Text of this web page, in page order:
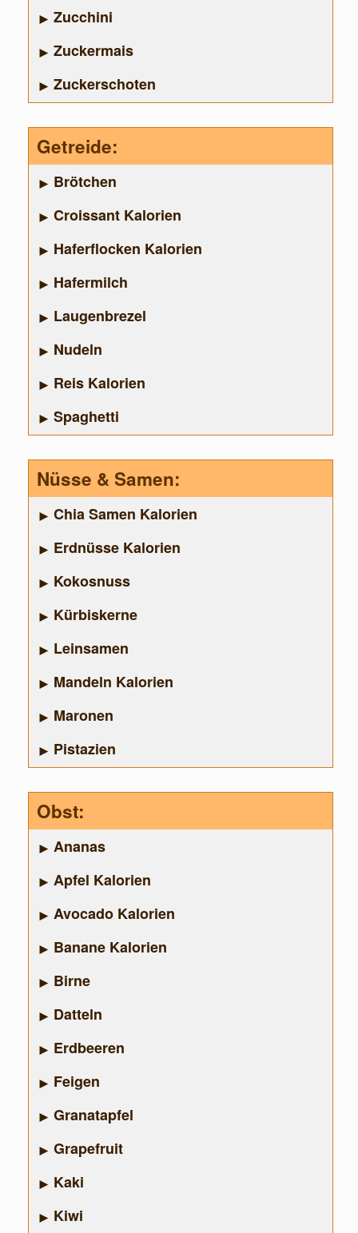
Zucchini
Zuckermais
Zuckerschoten
Getreide:
Brötchen
Croissant Kalorien
Haferflocken Kalorien
Hafermilch
Laugenbrezel
Nudeln
Reis Kalorien
Spaghetti
Nüsse & Samen:
Chia Samen Kalorien
Erdnüsse Kalorien
Kokosnuss
Kürbiskerne
Leinsamen
Mandeln Kalorien
Maronen
Pistazien
Obst:
Ananas
Apfel Kalorien
Avocado Kalorien
Banane Kalorien
Birne
Datteln
Erdbeeren
Feigen
Granatapfel
Grapefruit
Kaki
Kiwi